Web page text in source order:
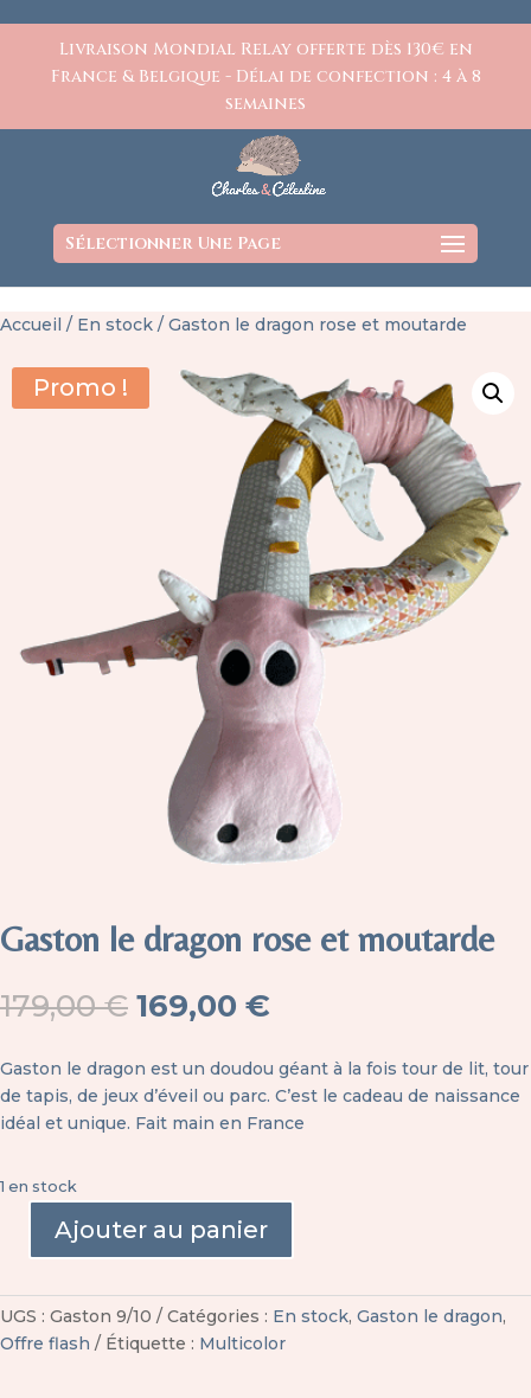
Livraison Mondial Relay offerte dès 130€ en
France & Belgique - Délai de confection : 4 à 8
semaines
Sélectionner Une Page
Accueil / En stock / Gaston le dragon rose et moutarde
Promo !
Gaston le dragon rose et moutarde
179,00€ Le
prix
initial
était :
179,00 €.
169,00 €
actuel
est :
169,00 €.
Gaston le dragon est un doudou géant à la fois tour de lit, tour
de tapis, de jeux d’éveil ou parc. C’est le cadeau de naissance
idéal et unique. Fait main en France
1 en stock
quantité
Gaston
le
dragon
Ajouter au panier
UGS : Gaston 9/10 Catégories : En stock, Gaston le dragon,
Offre flash
Étiquette : Multicolor